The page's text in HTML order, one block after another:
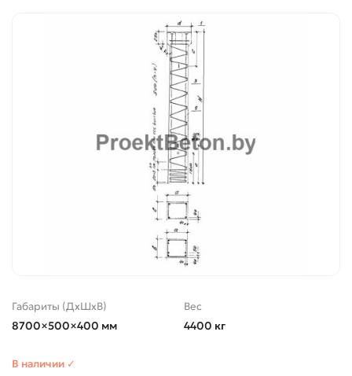
Габариты (ДхШхВ)
8700×500×400 мм
Вес
4400 кг
В наличии ✓